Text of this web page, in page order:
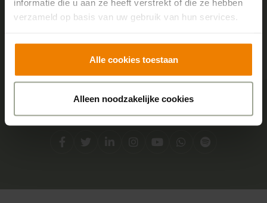
informatie die u aan ze heeft verstrekt of die ze hebben
verzameld op basis van uw gebruik van hun services.
Alle cookies toestaan
Alleen noodzakelijke cookies
Boterstraat 2
7051 DA Varsseveld
Social media
FacebookTwitterLinkedInInstagramYouTubeWhatsappSpotify